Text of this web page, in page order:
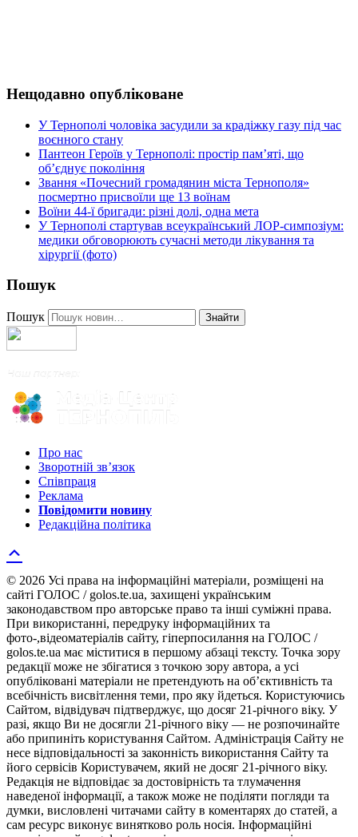
Нещодавно опубліковане
У Тернополі чоловіка засудили за крадіжку газу під час
воєнного стану
Пантеон Героїв у Тернополі: простір пам’яті, що
об’єднує покоління
Звання «Почесний громадянин міста Тернополя»
посмертно присвоїли ще 13 воїнам
Воїни 44-ї бригади: різні долі, одна мета
У Тернополі стартував всеукраїнський ЛОР-симпозіум:
медики обговорюють сучасні методи лікування та
хірургії (фото)
Пошук
Пошук Знайти
Про нас
Зворотній зв’язок
Співпраця
Реклама
Повідомити новину
Редакційна політика
© 2026 Усі права на інформаційні матеріали, розміщені на
сайті ГОЛОС / golos.te.ua, захищені українським
законодавством про авторське право та інші суміжні права.
При використанні, передруку інформаційних та
фото-,відеоматеріалів сайту, гіперпосилання на ГОЛОС /
golos.te.ua має міститися в першому абзаці тексту. Точка зору
редакції може не збігатися з точкою зору автора, а усі
опубліковані матеріали не претендують на об’єктивність та
всебічність висвітлення теми, про яку йдеться. Користуючись
Сайтом, відвідувач підтверджує, що досяг 21-річного віку. У
разі, якщо Ви не досягли 21-річного віку — не розпочинайте
або припиніть користування Сайтом. Адміністрація Сайту не
несе відповідальності за законність використання Сайту та
його сервісів Користувачем, який не досяг 21-річного віку.
Редакція не відповідає за достовірність та тлумачення
наведеної інформації, а також може не поділяти погляди та
думки, висловлені читачами сайту в коментарях до статей, а
сам ресурс виконує винятково роль носія. Інформаційні